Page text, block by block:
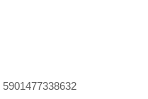
5901477338632